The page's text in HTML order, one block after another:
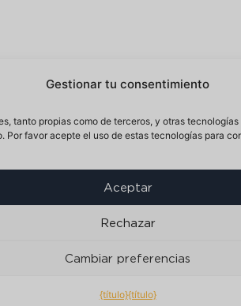
Gestionar tu consentimiento
tanto propias como de terceros, y otras
Por favor acepte el uso de estas tecnologías para
Aceptar
Rechazar
Cambiar preferencias
{título}{título}